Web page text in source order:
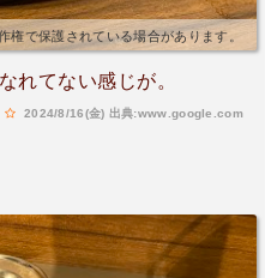
権で保護されている場合があります。
れてない感じが。
2024/8/16(金) 出典:www.google.com